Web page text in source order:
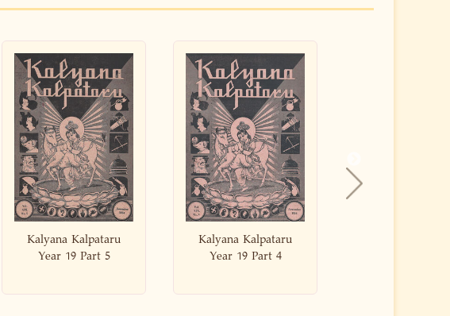
Kalyana Kalpataru
Year 19 Part 4
Kalyana Kalpataru
Year 19 Part 10